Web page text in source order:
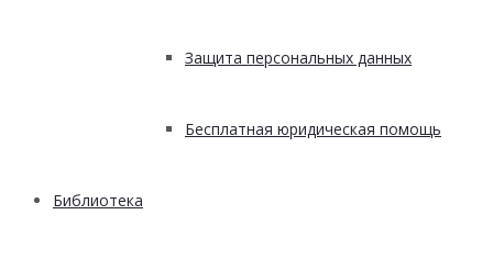
Защита персональных данных
Бесплатная юридическая помощь
Библиотека